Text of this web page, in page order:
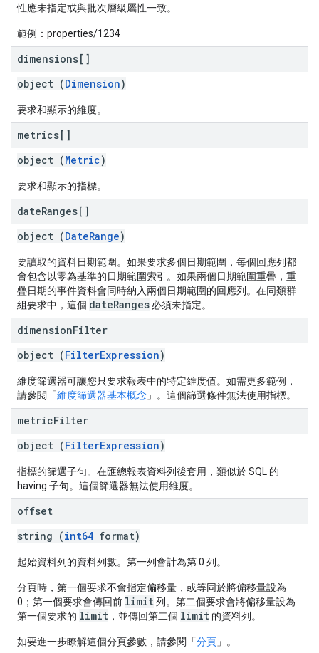
性應未指定或與批次層級屬性一致。
範例：properties/1234
dimensions[]
object (Dimension)
要求和顯示的維度。
metrics[]
object (Metric)
要求和顯示的指標。
dateRanges[]
object (DateRange)
要讀取的資料日期範圍。如果要求多個日期範圍，每個回應列都
會包含以零為基準的日期範圍索引。如果兩個日期範圍重疊，重
疊日期的事件資料會同時納入兩個日期範圍的回應列。在同類群
組要求中，這個 dateRanges 必須未指定。
dimensionFilter
object (FilterExpression)
維度篩選器可讓您只要求報表中的特定維度值。如需更多範例，
請參閱「維度篩選器基本概念 」。這個篩選條件無法使用指標。
metricFilter
object (FilterExpression)
指標的篩選子句。在匯總報表資料列後套用，類似於 SQL 的
having 子句。這個篩選器無法使用維度。
offset
string (int64 format)
起始資料列的資料列數。第一列會計為第 0 列。
分頁時，第一個要求不會指定偏移量，或等同於將偏移量設為
0；第一個要求會傳回前 limit列。第二個要求會將偏移量設為
第一個要求的 limit ，並傳回第二個 limit 的資料列。
如要進一步瞭解這個分頁參數，請參閱「分頁 」。